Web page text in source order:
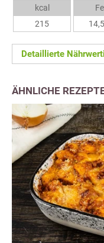
kcal
215
Detaillierte
ÄHNLICHE